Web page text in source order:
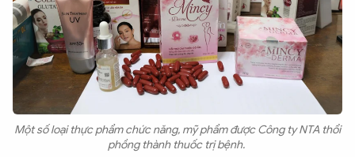
Một số loại thực phẩm chức năng, mỹ phẩm được Công ty NTA thổi
phồng thành thuốc trị bệnh.